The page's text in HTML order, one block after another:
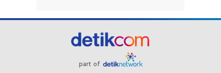
part of